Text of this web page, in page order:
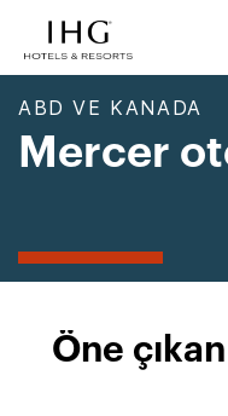
ABD VE KANADA
Mercer
Öne